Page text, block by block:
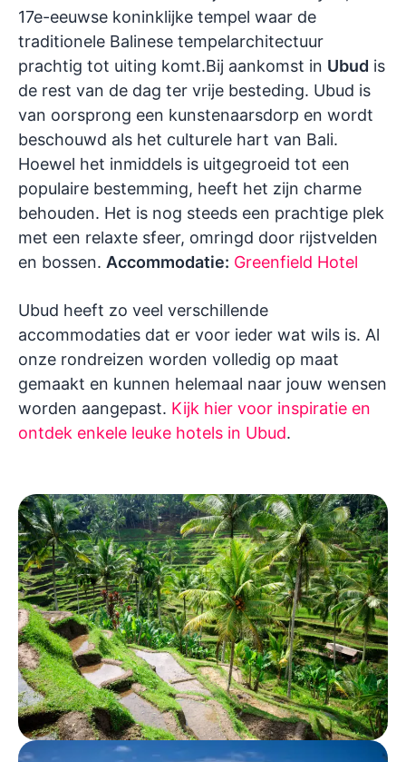
17e-eeuwse koninklijke tempel waar de
traditionele Balinese tempelarchitectuur
prachtig tot uiting komt.Bij aankomst in Ubud is
de rest van de dag ter vrije besteding. Ubud is
van oorsprong een kunstenaarsdorp en wordt
beschouwd als het culturele hart van Bali.
Hoewel het inmiddels is uitgegroeid tot een
populaire bestemming, heeft het zijn charme
behouden. Het is nog steeds een prachtige plek
met een relaxte sfeer, omringd door rijstvelden
en bossen. Accommodatie: Greenfield Hotel
Ubud heeft zo veel verschillende
accommodaties dat er voor ieder wat wils is. Al
onze rondreizen worden volledig op maat
gemaakt en kunnen helemaal naar jouw wensen
worden aangepast. Kijk hier voor inspiratie en
ontdek enkele leuke hotels in Ubud.